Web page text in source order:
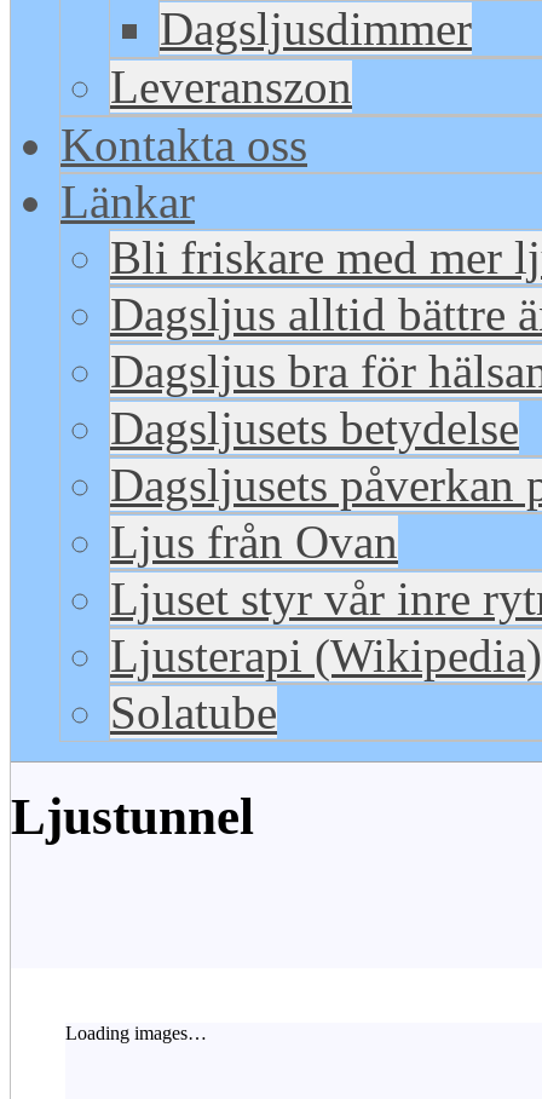
Dagsljusdimmer
Leveranszon
Kontakta oss
Länkar
Bli friskare med mer
Dagsljus alltid bättre
Dagsljus bra för
Dagsljusets betydelse
Dagsljusets påverkan
Ljus från Ovan
Ljuset styr vår inre
Ljusterapi (Wikipedia)
Solatube
Ljustunnel
Loading images…